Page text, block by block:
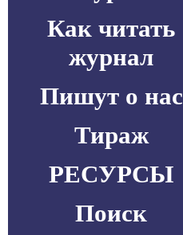
Как читать
журнал
Пишут о нас
Тираж
РЕСУРСЫ
Поиск